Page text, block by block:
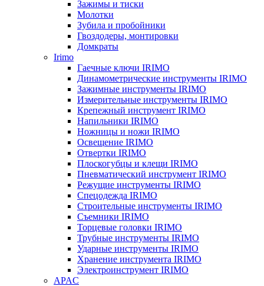
Зажимы и тиски
Молотки
Зубила и пробойники
Гвоздодеры, монтировки
Домкраты
Irimo
Гаечные ключи IRIMO
Динамометрические инструменты IRIMO
Зажимные инструменты IRIMO
Измерительные инструменты IRIMO
Крепежный инструмент IRIMO
Напильники IRIMO
Ножницы и ножи IRIMO
Освещение IRIMO
Отвертки IRIMO
Плоскогубцы и клещи IRIMO
Пневматический инструмент IRIMO
Режущие инструменты IRIMO
Спецодежда IRIMO
Строительные инструменты IRIMO
Съемники IRIMO
Торцевые головки IRIMO
Трубные инструменты IRIMO
Ударные инструменты IRIMO
Хранение инструмента IRIMO
Электроинструмент IRIMO
APAC